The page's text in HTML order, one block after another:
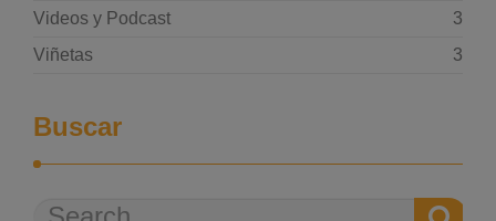
Videos y Podcast
3
Viñetas
3
Buscar